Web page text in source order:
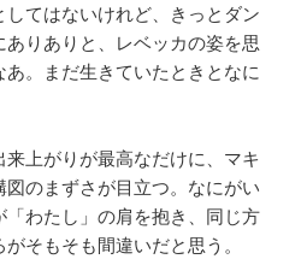
てはないけれど、きっとダン
りありと、レベッカの姿を思
。まだ生きていたときとなに
上がりが最高なだけに、マキ
のまずさが目立つ。なにがい
わたし」の肩を抱き、同じ方
そもそも間違いだと思う。